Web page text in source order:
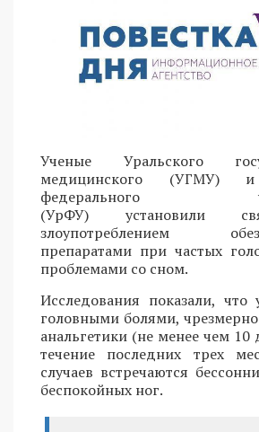
Ученые Уральского
медицинского (УГМУ) и
федерального
(УрФУ) установили
злоупотреблением
препаратами при частых
проблемами со сном.
Исследования показали, что
головными болями,
анальгетики (не менее чем 10
течение последних трех
случаев встречаются
беспокойных ног.